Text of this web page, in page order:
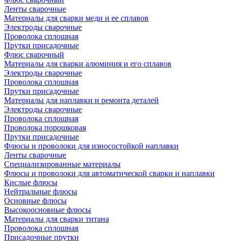
Ленты сварочные
Материалы для сварки меди и ее сплавов
Электроды сварочные
Проволока сплошная
Прутки присадочные
Флюс сварочный
Материалы для сварки алюминия и его сплавов
Электроды сварочные
Проволока сплошная
Прутки присадочные
Материалы для наплавки и ремонта деталей
Электроды сварочные
Проволока сплошная
Проволока порошковая
Прутки присадочные
Флюсы и проволоки для износостойкой наплавки
Ленты сварочные
Специализированные материалы
Флюсы и проволоки для автоматической сварки и наплавки
Кислые флюсы
Нейтральные флюсы
Основные флюсы
Высокоосновные флюсы
Материалы для сварки титана
Проволока сплошная
Присадочные прутки